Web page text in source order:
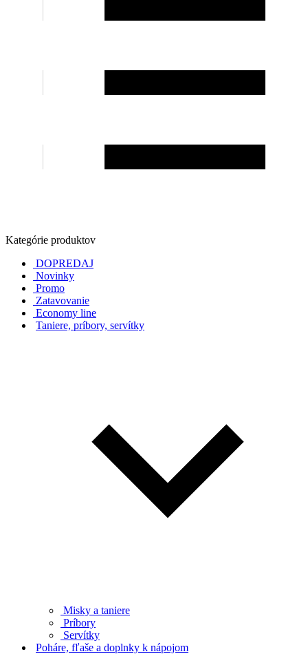
Kategórie produktov
DOPREDAJ
Novinky
Promo
Zatavovanie
Economy line
Taniere, príbory, servítky
Misky a taniere
Príbory
Servítky
Poháre, fľaše a doplnky k nápojom